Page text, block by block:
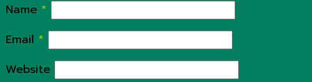
Name *
Email *
Website